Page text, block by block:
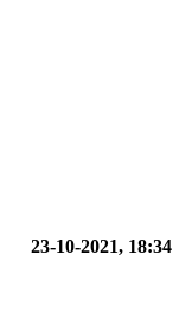
23-10-2021, 18:34